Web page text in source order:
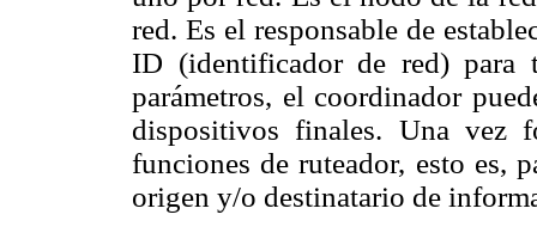
red. Es el responsable de
ID (identificador de red) para
parámetros, el coordinador
dispositivos finales. Una vez
funciones de ruteador, esto es,
origen y/o destinatario de